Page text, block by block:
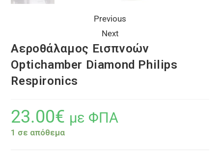
Previous
Next
Αεροθάλαμος Εισπνοών
Optichamber Diamond Philips
Respironics
23.00€ με ΦΠΑ
1 σε απόθεμα